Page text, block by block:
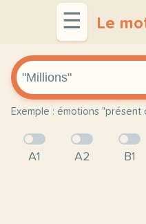
☰ Le
Exemple : émotions
A1 A2 B1